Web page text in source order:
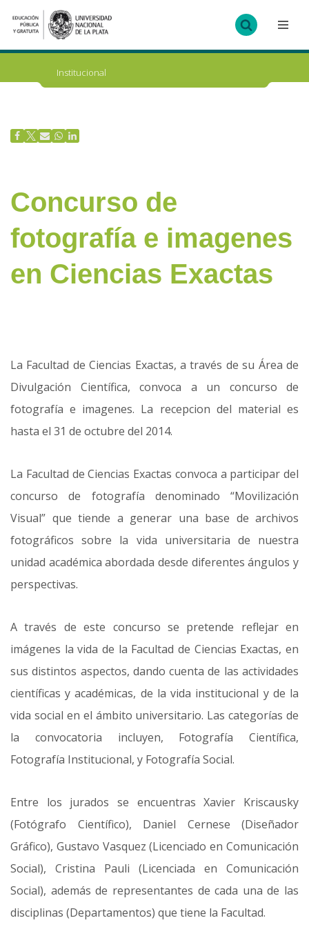
Ir
al
Institucional
Concurso de
fotografía e imagenes
en Ciencias Exactas
La Facultad de Ciencias Exactas, a través de su Área de
Divulgación Científica, convoca a un concurso de
fotografía e imagenes. La recepcion del material es
hasta el 31 de octubre del 2014.
La Facultad de Ciencias Exactas convoca a participar del
concurso de fotografía denominado “Movilización
Visual” que tiende a generar una base de archivos
fotográficos sobre la vida universitaria de nuestra
unidad académica abordada desde diferentes ángulos y
perspectivas.
A través de este concurso se pretende reflejar en
imágenes la vida de la Facultad de Ciencias Exactas, en
sus distintos aspectos, dando cuenta de las actividades
científicas y académicas, de la vida institucional y de la
vida social en el ámbito universitario. Las categorías de
la convocatoria incluyen, Fotografía Científica,
Fotografía Institucional, y Fotografía Social.
Entre los jurados se encuentras Xavier Kriscausky
(Fotógrafo Científico), Daniel Cernese (Diseñador
Gráfico), Gustavo Vasquez (Licenciado en Comunicación
Social), Cristina Pauli (Licenciada en Comunicación
Social), además de representantes de cada una de las
disciplinas (Departamentos) que tiene la Facultad.